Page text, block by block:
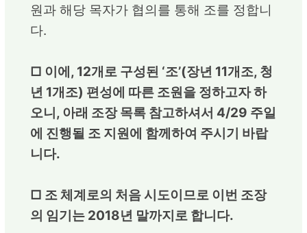
원과 해당 목자가 협의를 통해 조를 정합니
다.
□ 이에, 12개로 구성된 ‘조’(장년 11개조, 청
년 1개조) 편성에 따른 조원을 정하고자 하
오니, 아래 조장 목록 참고하셔서 4/29 주일
에 진행될 조 지원에 함께하여 주시기 바랍
니다.
□ 조 체계로의 처음 시도이므로 이번 조장
의 임기는 2018년 말까지로 합니다.